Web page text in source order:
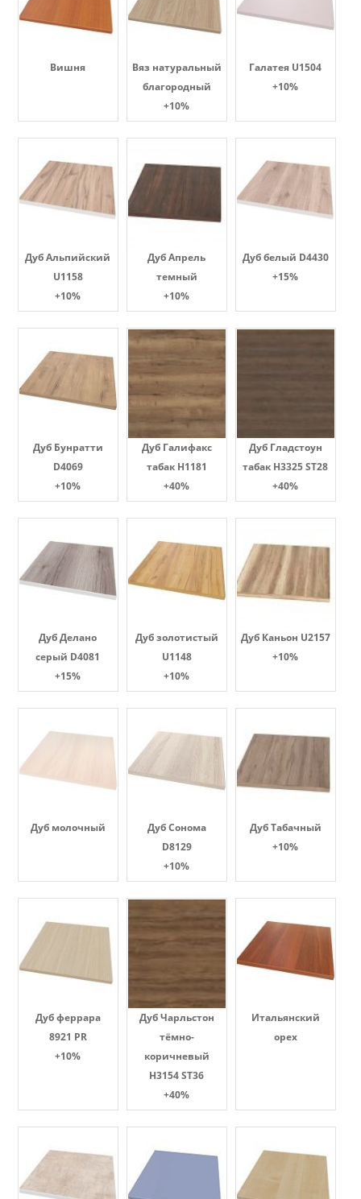
Вишня
Вяз натуральный
благородный
+10%
Галатея U1504
+10%
Дуб Альпийский
U1158
+10%
Дуб Апрель
темный
+10%
Дуб белый D4430
+15%
Дуб Бунратти
D4069
+10%
Дуб Галифакс
табак Н1181
+40%
Дуб Гладстоун
табак H3325 ST28
+40%
Дуб Делано
серый D4081
+15%
Дуб золотистый
U1148
+10%
Дуб Каньон U2157
+10%
Дуб молочный
Дуб Сонома
D8129
+10%
Дуб Табачный
+10%
Дуб феррара
8921 PR
+10%
Дуб Чарльстон
тёмно-
коричневый
H3154 ST36
+40%
Итальянский
орех